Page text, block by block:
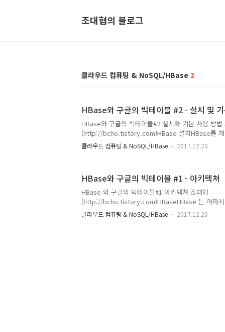
조대협의 블로그
클라우드 컴퓨팅 & NoSQL/HBase 2
HBase와 구글의 빅테이블 #2 - 설치 및
HBase와 구글의 빅테이블#2 설치와 기본 사용 방법
(http://bcho.tistory.com)HBase 설치HBase를 개
하기 위해서는 직접 HBase를 다운 받아서 설치하거
테이블을 사용하면 된다 각각 설치 방법은 다음과 같
여기서는 자세하게 설명하지 않는다. $JAVA_HOME
HBase를 다운로드 받고, 압축을 푼다.다음 ./bin/
Hbase를 가동할 수 있다...
클라우드 컴퓨팅 & NoSQL/HBase 2017.12.20
HBase와 구글의 빅테이블 #1 - 아키텍쳐
HBase 와 구글의 빅테이블#1 아키텍쳐 조대협
(http://bcho.tistory.com)HBaseHBase 는 아파치
로 구글의 빅테이블 (https://
논문을 기반으로 개발되었다.Key/Value Store 기반
같은 키라고 보면 된다. 각각의 행에는 컬럼이 정의
클라우드 컴퓨팅 & NoSQL/HBase 2017.12.20